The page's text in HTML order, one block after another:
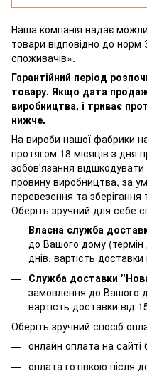
Наша компанія надає
товари відповідно до норм
споживачів».
Гарантійний період
товару. Якщо дата
виробництва, і триває
нижче.
На вироби нашої фабрики
протягом 18 місяців з
зобов'язання
провину виробництва, за
перевезення та зберігання
Оберіть зручний для себе
Власна служба
до Вашого дому (термін
днів, вартість доставки
Служба доставки
замовлення до Вашого
вартість доставки від
Оберіть зручний спосіб
онлайн оплата на сайті
оплата готівкою після